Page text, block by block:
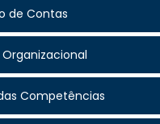
de Contas
Competências